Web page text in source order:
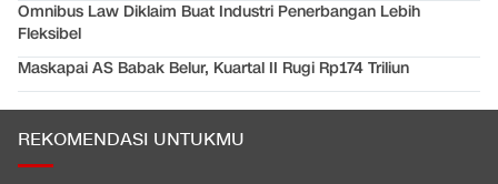
Omnibus Law Diklaim Buat Industri Penerbangan Lebih
Fleksibel
Maskapai AS Babak Belur, Kuartal II Rugi Rp174 Triliun
REKOMENDASI UNTUKMU